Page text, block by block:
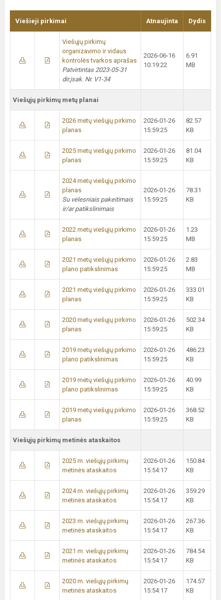
Viešieji pirkimai Atnaujinta Dydis
Viešųjų pirkimų
organizavimo ir vidaus
kontrolės tvarkos aprašas
Patvirtintas 2023-05-31
dir.įsak. Nr. V1-34
2026-06-16
10:19:22
6.91
MB
Viešųjų pirkimų metų planai
2026 metų viešųjų pirkimo
planas
2026-01-26
15:59:25
82.57
KB
2025 metų viešųjų pirkimo
planas
2026-01-26
15:59:25
81.04
KB
2024 metų viešųjų pirkimo
planas
Su vėlesniais pakeitimais
ir/ar patikslinimais
2026-01-26
15:59:25
78.31
KB
2022 metų viešųjų pirkimo
planas
2026-01-26
15:59:25
1.23
MB
2021 metų viešųjų pirkimo
plano patikslinimas
2026-01-26
15:59:25
2.83
MB
2021 metų viešųjų pirkimo
planas
2026-01-26
15:59:25
333.01
KB
2020 metų viešųjų pirkimo
planas
2026-01-26
15:59:25
502.34
KB
2019 metų viešųjų pirkimo
plano patikslinimas
2026-01-26
15:59:25
486.23
KB
2019 metų viešųjų pirkimo
plano patikslinimas
2026-01-26
15:59:25
40.99
KB
2019 metų viešųjų pirkimo
planas
2026-01-26
15:59:25
368.52
KB
Viešųjų pirkimų metinės ataskaitos
2025 m. viešųjų pirkimų
metinės ataskaitos
2026-01-26
15:54:17
150.84
KB
2024 m. viešųjų pirkimų
metinės ataskaitos
2026-01-26
15:54:17
359.29
KB
2023 m. viešųjų pirkimų
metinės ataskaitos
2026-01-26
15:54:17
267.36
KB
2021 m. viešųjų pirkimų
metinės ataskaitos
2026-01-26
15:54:17
784.54
KB
2020 m. viešųjų pirkimų
metinės ataskaitos
2026-01-26
15:54:17
174.57
KB